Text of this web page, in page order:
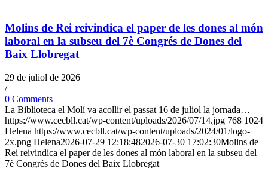
Molins de Rei reivindica el paper de les dones al món
laboral en la subseu del 7è Congrés de Dones del
Baix Llobregat
29 de juliol de 2026
/
0 Comments
La Biblioteca el Molí va acollir el passat 16 de juliol la jornada…
https://www.cecbll.cat/wp-content/uploads/2026/07/14.jpg 768 1024
Helena https://www.cecbll.cat/wp-content/uploads/2024/01/logo-
2x.png Helena2026-07-29 12:18:482026-07-30 17:02:30Molins de
Rei reivindica el paper de les dones al món laboral en la subseu del
7è Congrés de Dones del Baix Llobregat